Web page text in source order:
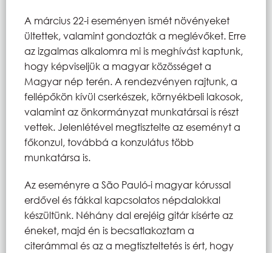
A március 22-i eseményen ismét növényeket
ültettek, valamint gondozták a meglévőket. Erre
az izgalmas alkalomra mi is meghívást kaptunk,
hogy képviseljük a magyar közösséget a
Magyar nép terén. A rendezvényen rajtunk, a
fellépőkön kívül cserkészek, környékbeli lakosok,
valamint az önkormányzat munkatársai is részt
vettek. Jelenlétével megtisztelte az eseményt a
főkonzul, továbbá a konzulátus több
munkatársa is.
Az eseményre a São Pauló-i magyar kórussal
erdővel és fákkal kapcsolatos népdalokkal
készültünk. Néhány dal erejéig gitár kísérte az
éneket, majd én is becsatlakoztam a
citerámmal és az a megtiszteltetés is ért, hogy